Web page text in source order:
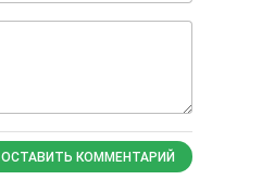
ОСТАВИТЬ КОММЕНТАРИЙ